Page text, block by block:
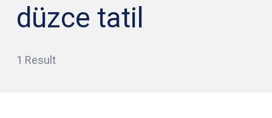
düzce tatil
1 Result